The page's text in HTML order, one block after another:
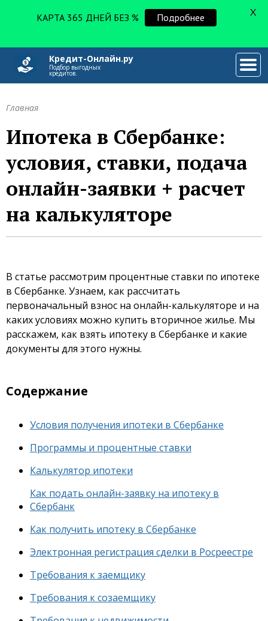
Кредит-Онлайн.ру
Подбор выгодных
кредитов.
###
Главная
Ипотека в Сбербанке:
условия, ставки, подача
онлайн-заявки + расчет
на калькуляторе
В статье рассмотрим процентные ставки по ипотеке
в Сбербанке. Узнаем, как рассчитать
первоначальный взнос на онлайн-калькуляторе и на
каких условиях можно купить вторичное жилье. Мы
расскажем, как взять ипотеку в Сбербанке и какие
документы для этого нужны.
Содержание
Условия получения ипотеки в Сбербанке
Программы и процентные ставки
Калькулятор ипотеки
Как подать онлайн-заявку на ипотеку в
Сбербанк
Как получить ипотеку в Сбербанке
Электронная регистрация сделки в Росреестре
Требования к заемщику
Требования к созаемщику
КАРТА 365 ДНЕЙ БЕЗ % Подробнее X